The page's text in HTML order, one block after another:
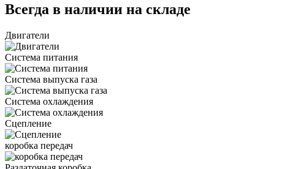
Всегда в наличии на складе
Двигатели
Система питания
Система выпуска газа
Система охлаждения
Сцепление
коробка передач